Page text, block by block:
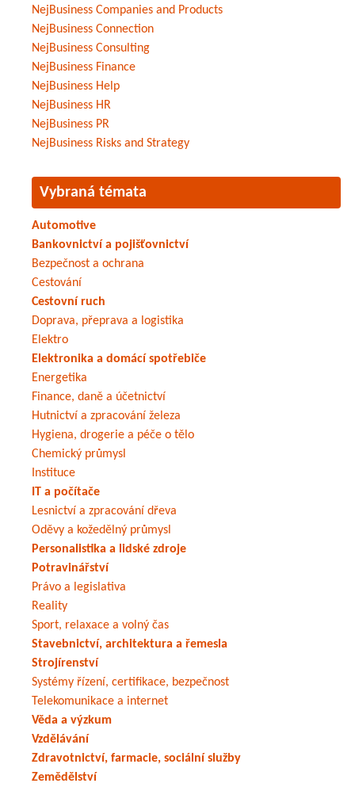
NejBusiness Companies and Products
NejBusiness Connection
NejBusiness Consulting
NejBusiness Finance
NejBusiness Help
NejBusiness HR
NejBusiness PR
NejBusiness Risks and Strategy
Vybraná témata
Automotive
Bankovnictví a pojišťovnictví
Bezpečnost a ochrana
Cestování
Cestovní ruch
Doprava, přeprava a logistika
Elektro
Elektronika a domácí spotřebiče
Energetika
Finance, daně a účetnictví
Hutnictví a zpracování železa
Hygiena, drogerie a péče o tělo
Chemický průmysl
Instituce
IT a počítače
Lesnictví a zpracování dřeva
Oděvy a kožedělný průmysl
Personalistika a lidské zdroje
Potravinářství
Právo a legislativa
Reality
Sport, relaxace a volný čas
Stavebnictví, architektura a řemesla
Strojírenství
Systémy řízení, certifikace, bezpečnost
Telekomunikace a internet
Věda a výzkum
Vzdělávání
Zdravotnictví, farmacie, sociální služby
Zemědělství